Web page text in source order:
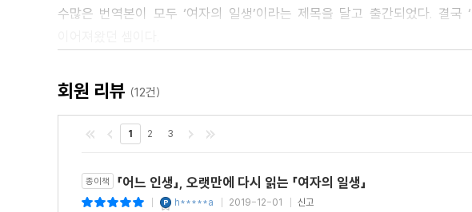
수많은 번역본이 모두 ‘여자의 일생’이라는 제목을 달고 출간되었다. 결
아니었기 때문이다. 그러나 저 속에 ‘여자’라는 말은 들어 있지도 않거니와 내
단지 한 여자의 불행한 삶이 아니라 우리 모두의 인생을 마주하게 될 것이다.
회원 리뷰 (12건)
1 2 3
종이책 「어느 인생」, 오랫만에 다시 읽는 「여자의 일생」
h*****a 2019-12-01 신고